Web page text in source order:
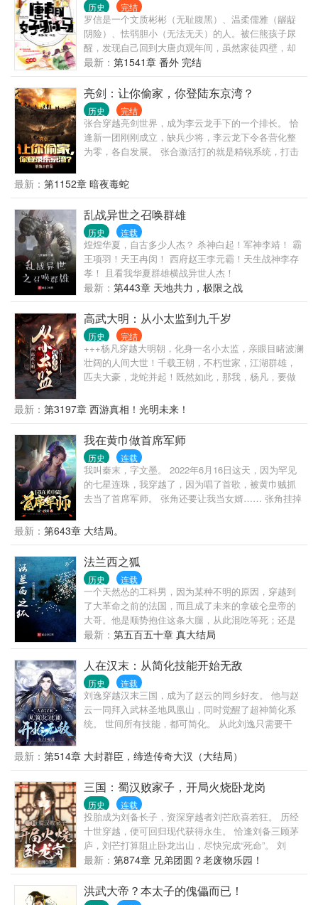
历史 完结
罗信是一个文质彬彬（无耻腹黑）、温柔儒雅（龌龊
阴险）、怯弱胆小（无法无天）的人。被仨熊孩子尿
醒，发现自己回到大唐贞观年间，虽然家徒四壁，却
有一个娇柔温顺的小娘子需要调教，呃，不对，应该
是培养……且看罗信如何刚正不阿（溜须拍马）、锄
强扶弱（仗势欺人）、指点江山（拳打门阀，脚踩权
贵），坐马车住豪宅，三妻四妾睡成排......
最新： 第1541章 番外 完结
亮剑：让你偷家，你登陆东京湾？
历史 完结
张合穿越亮剑世界，成为李云龙手下的一个排长。 恰
逢新一团刚刚成立，缺兵少将，李云龙下令各营化整
为零，各自发展。 张合激活打的就是精锐系统，打击
发展壮大。 一年后鬼子开始大扫荡，全团集合。 张合
的队伍人手两杆枪，机枪配备到班，还有骑兵，炮
兵，特种兵，侦察兵等等。 一营长张大彪：张营长，
你现在成了土财主了啊！ 二营长：三营长，我到时候
需要炮火支援，你可不能打马虎眼！ 李云龙：嘿，张
合，你小子还真是个天才！ 苍云岭打响，坂田信哲直
接被打麻了：快向司令官报告，请求支援，对面的火
力至少有一个师！
最新： 第1152章 暗夜毒蛇
乱战异世之召唤群雄
历史 连载
煌煌华夏，自古多少人杰？ 杀神白起！军神李靖！ 霸
王项羽！天王冉闵！ 西府赵王李元霸！天生战神李存
孝！ 且看我华夏群雄横战异世人杰！
最新： 第443章 天地共力，极限之战
高武大明：从小太监到九千岁
历史 完结
+++杨凡穿越大明朝，化身一名小太监，亲眼目睹波澜
壮阔的人间大世！千载王朝，不朽世家，江湖群雄，
匹夫大豪，龙蛇并起！既然如此，那我，杨凡，要做
最新： 第3197章 西游真相！光明未来！
我在黄巾做首席军师
历史 连载
我叫秦末，字文墨。 2022年6月16日这天，因为罕见
的七星连珠，我穿越了，因为唱了首歌，被黄巾贼抓
去当了首席军师。 张角还要让我当女婿…… 张角挂掉
功，一统华夏，复国号为秦！ 这是小说，参考的有三
国演义，三国志，还有游戏的内容等等，不要用正史
的东西去定位这本小说，可能有些章节不如你意，但
我会尽量去圆。
最新： 第643章 大结局。
法兰西之狐
历史 连载
一个天然怂的工科男，因为某种不明的原因，穿越到
了大革命之前的法国，而且成了未来的拿破仑皇帝的
大哥。他是顺势抱住这条大腿，从此混吃等死；还是
抓住这个机遇，去开创属于自己的伟业呢？
最新： 第五百五十章 真大结局
人在汉末：从简化技能开始无敌
历史 连载
刘逸穿越汉末三国，成为了赵云的同乡好友。 他与赵
云一同拜入武林圣地凤凰山，同时觉醒了超神简化系
统。 世间所有技能，都可简化。 从此刘逸只需要干
不断增加。 刘逸只需在无聊时数一数钱币，就成为一
代商业奇才。 随着刘逸简化的技能越来越多，不论是
武道修为还是兵法谋略，他都可以信手拈来。 待乱世
到来，天下群雄并起... 刘逸便以无敌之姿，纵横天
下！
最新： 第514章 大封群臣，缔造传奇大汉（大结局）
三国：蜀汉败家子，开局火烧卧龙岗
历史 连载
投胎成为刘备长子，资深穿越者刘芒欣喜若狂。 历经
十世穿越，便可回归现代获得永生。 恰逢刘备三顾茅
庐，刘芒打算阻止卧龙出山，尽快完成“死命”。 刘
备：“惟贤惟德，能服于人。” 刘芒：“人天生，并且永
远，是自私的动物——。” 诸葛亮：“王法威仪，恩泽
天下。 法外有情，恩威并举。” 刘芒：“只要我能控制
一个国家的货币，我不在乎谁制定法律——。” 关
最新： 第874章 兄弟团圆？老废物乐园！
洪武大帝？本太子的傀儡而已！